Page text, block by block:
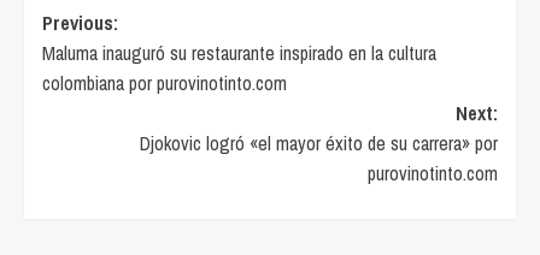
Post
navigation
Previous:
Maluma inauguró su restaurante inspirado en la cultura
colombiana por purovinotinto.com
Next:
Djokovic logró «el mayor éxito de su carrera» por
purovinotinto.com